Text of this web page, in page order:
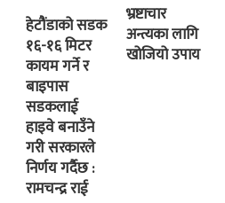
हेटौंडाको सडक
१६-१६ मिटर
कायम गर्ने र
बाइपास
सडकलाई
हाइवे बनाउँने
गरी सरकारले
निर्णय गर्दैछ :
रामचन्द्र राई
भ्रष्टाचार
अन्त्यका लागि
खोजियो उपाय